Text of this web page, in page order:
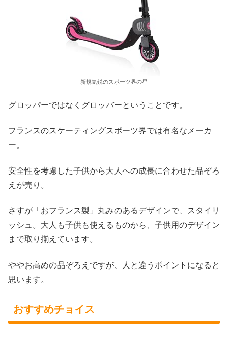
新規気鋭のスポーツ界の星
グロッパーではなくグロッバーということです。
フランスのスケーティングスポーツ界では有名なメーカ
ー。
安全性を考慮した子供から大人への成長に合わせた品ぞろ
えが売り。
さすが「おフランス製」丸みのあるデザインで、スタイリ
ッシュ。大人も子供も使えるものから、子供用のデザイン
まで取り揃えています。
ややお高めの品ぞろえですが、人と違うポイントになると
思います。
おすすめチョイス